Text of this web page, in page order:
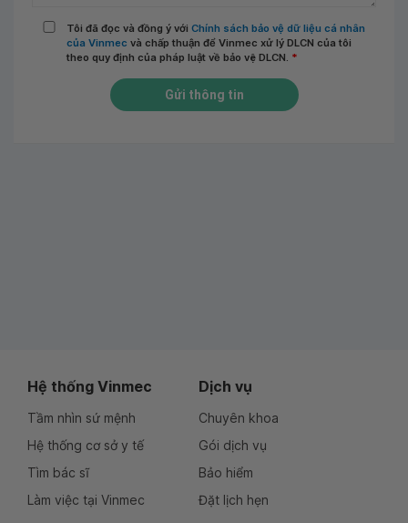
Tôi đã đọc và đồng ý với Chính sách bảo vệ dữ liệu cá nhân
của Vinmec và chấp thuận để Vinmec xử lý DLCN của tôi
theo quy định của pháp luật về bảo vệ DLCN. *
Gửi thông tin
Hệ thống Vinmec
Tầm nhìn sứ mệnh
Hệ thống cơ sở y tế
Tìm bác sĩ
Làm việc tại Vinmec
Dịch vụ
Chuyên khoa
Gói dịch vụ
Bảo hiểm
Đặt lịch hẹn